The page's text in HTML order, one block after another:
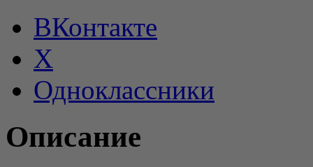
ВКонтакте
X
Одноклассники
Описание